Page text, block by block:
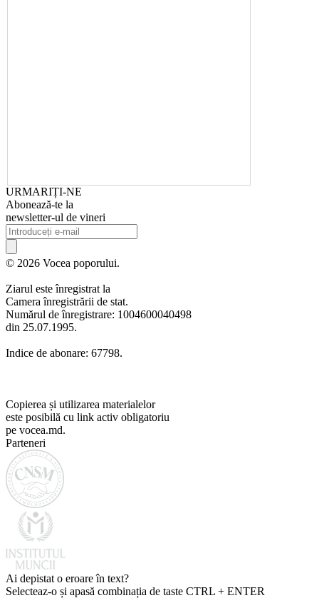
URMARIȚI-NE
Abonează-te la
newsletter-ul de vineri
© 2026 Vocea poporului.
Ziarul este înregistrat la
Camera înregistrării de stat.
Numărul de înregistrare: 1004600040498
din 25.07.1995.
Indice de abonare: 67798.
Copierea și utilizarea materialelor
este posibilă cu link activ obligatoriu
pe vocea.md.
Parteneri
Ai depistat o eroare în text?
Selecteaz-o și apasă combinația de taste CTRL + ENTER